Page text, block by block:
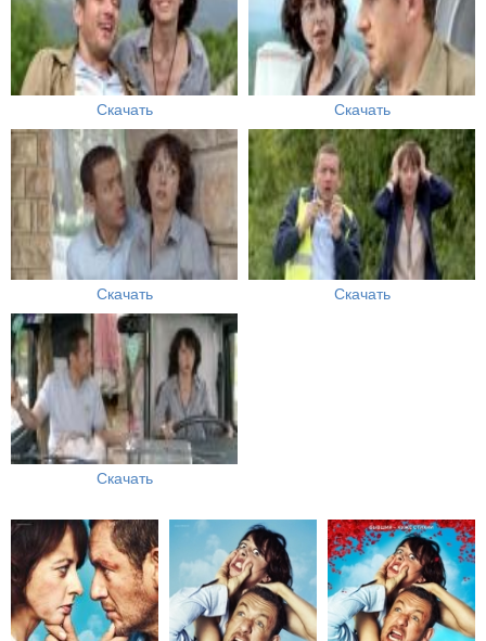
Скачать Скачать
Скачать Скачать
Скачать